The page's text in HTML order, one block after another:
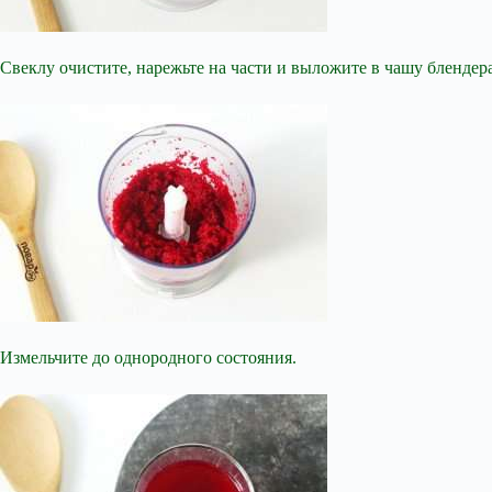
Свеклу очистите, нарежьте на части и выложите в чашу
Измельчите до однородного состояния.